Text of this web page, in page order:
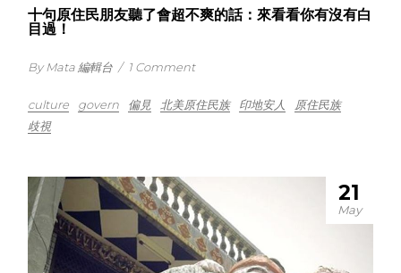
十句原住民朋友聽了會超不爽的話：來看看你有沒有白
目過！
By Mata 編輯台 / 1 Comment
culture govern 偏見 北美原住民族 印地安人
原住民族
歧視
21
May